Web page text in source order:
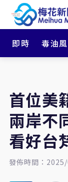
即時 毒油
首位美
兩岸不
看好台
發佈時間：